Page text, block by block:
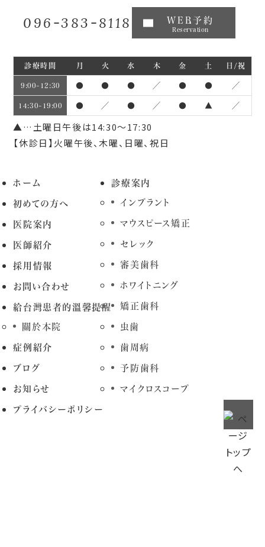
096-383-8118 WEB予約
Reservation
診療時間 月 火 水 木 金 土 日/祝
9:00~12:30 ● ● ● ／ ● ● ／
14:30~19:00 ● ／ ● ／ ● ▲ ／
▲…土曜日午後は14:30～17:30
【休診日】火曜午後、木曜、日曜、祝日
ホーム
初めての方へ
医院案内
医師紹介
採用情報
お問い合わせ
給台灣患者的溫馨提醒
關於本院
症例紹介
ブログ
お知らせ
プライバシーポリシー
診療案内
インプラント
マウスピース矯正
セレック
審美歯科
ホワイトニング
矯正歯科
虫歯
歯周病
予防歯科
マイクロスコープ